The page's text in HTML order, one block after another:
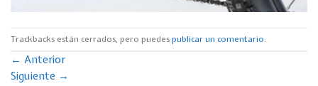
Trackbacks están cerrados, pero puedespublicar un comentario.
← Anterior
Siguiente →